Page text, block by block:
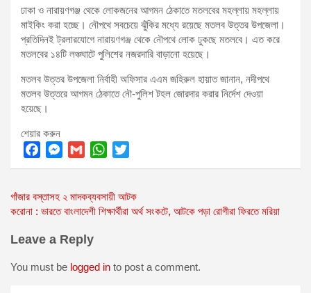
ঢাকা ও নারায়ণগঞ্জ থেকে লোকজনের আগমন ঠেকাতে মতলবের মহল্লায় মহল্লায়
মাইকিং করা হচ্ছে। নৌপথে সবচেয়ে ঝুঁকির মধ্যে রয়েছে মতলব উত্তর উপজেলা।
প্রতিদিনই ট্রলারযোগে নারায়ণগঞ্জ থেকে নৌপথে লোক ঢুকছে মতলবে। এত করে
মতলবের ১৪টি লঞ্চঘাটে পুলিশের নজরদারি বাড়ানো হয়েছে।
মতলব উত্তর উপজেলা নির্বাহী অফিসার এএম জহিরুল হায়াত জানান, নদীপথে
মতলব উত্তরে আগমন ঠেকাতে নৌ-পুলিশ টহল জোরদার করার নির্দেশ দেওয়া
হয়েছে।
শেয়ার করুন
F
c
e
o
M
s
s
g
G
a
i
W
a
t
A
p
T
i
t
r
Post
গাঁজার বস্তাসহ ২ মাদকব্যবসায়ী আটক
করোনা : ভারতে বাংলাদেশী শিক্ষার্থীরা অর্থ সংকটে, আটকে পড়া রোগীরা ফিরতে মরিয়া
Leave a Reply
You must be logged in to post a comment.